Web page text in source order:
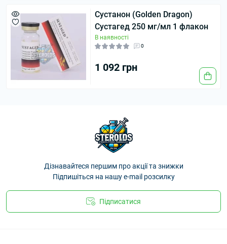
Сустанон (Golden Dragon)
Сустагед 250 мг/мл 1 флакон
В наявності
0
1 092 грн
Дізнавайтеся першим про акції та знижки
Підпишіться на нашу e-mail розсилку
Підписатися